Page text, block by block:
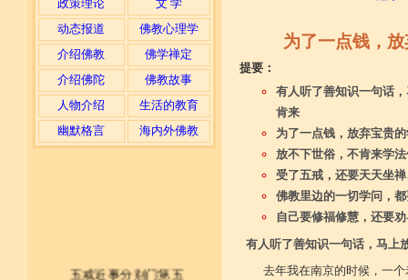
政策理论
文 学
动态报道
佛教心理学
介绍佛教
佛学禅定
介绍佛陀
佛教故事
人物介绍
生活的教育
幽默格言
海内外佛教
为了一点钱，
提要：
有人听了善知识一句话
肯来
为了一点钱，放弃宝贵
放不下世俗，不肯来学
受了五戒，还要天天坐
佛教里边的一切学问，
自己要修福修慧，还要
有人听了善知识一句话，马上
去年我在南京的时候，一
五戒近事分别门第五